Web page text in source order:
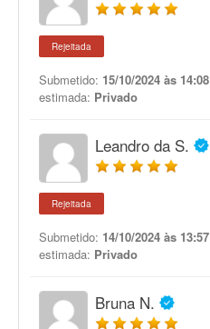
Rejeitada
Submetido: 15/10/2024 às 14:08
estimada: Privado
Leandro da S.
Rejeitada
Submetido: 14/10/2024 às 13:57
estimada: Privado
Bruna N.